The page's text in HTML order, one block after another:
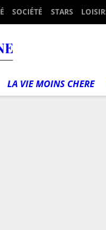
SOCIÉTÉ STARS
LA VIE MOINS CHERE